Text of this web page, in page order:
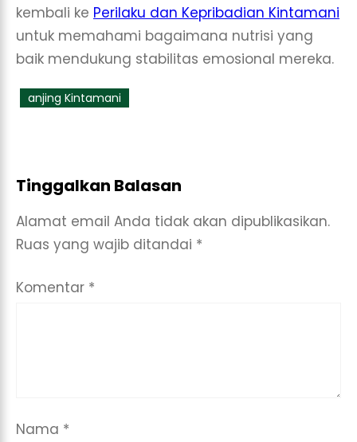
kembali ke Perilaku dan Kepribadian Kintamani
untuk memahami bagaimana nutrisi yang
baik mendukung stabilitas emosional mereka.
anjing Kintamani
Tinggalkan Balasan
Alamat email Anda tidak akan dipublikasikan.
Ruas yang wajib ditandai *
Komentar *
Nama *